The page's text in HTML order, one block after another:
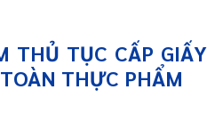
THỦ TỤC CẤP GIẤY
THỰC PHẨM